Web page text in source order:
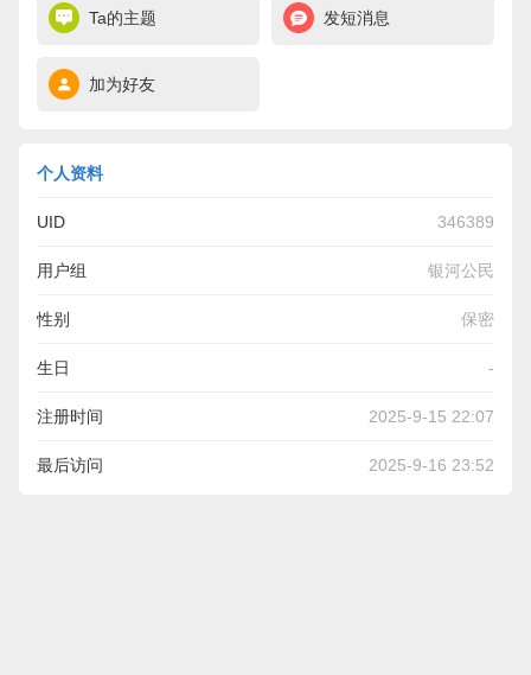
Ta的主题 发短消息
加为好友
个人资料
UID 346389
用户组 银河公民
性别 保密
生日 -
注册时间 2025-9-15 22:07
最后访问 2025-9-16 23:52